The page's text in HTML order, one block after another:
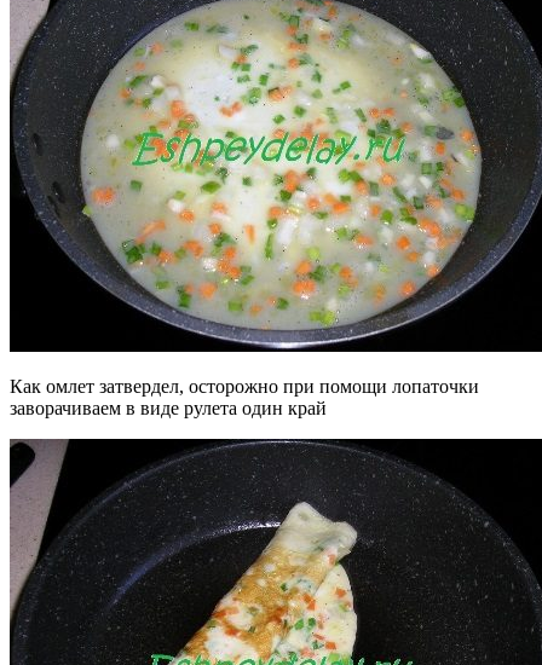
Как омлет затвердел, осторожно при помощи лопаточки
заворачиваем в виде рулета один край